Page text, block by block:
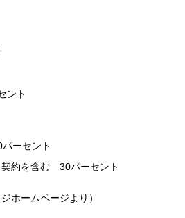
ント
ーセント
約を含む 30パーセント
ホームページより）